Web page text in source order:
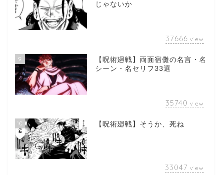
じゃないか
37666 view
9
【呪術廻戦】両面宿儺の名言・名
シーン・名セリフ33選
35740 view
10 【呪術廻戦】そうか、死ね
33047 view